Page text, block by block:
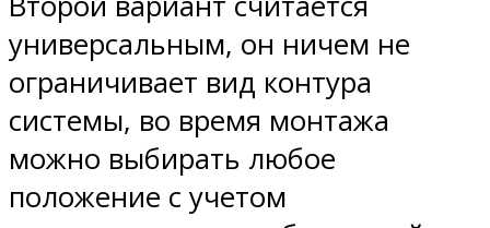
универсальным, он ничем не
ограничивает вид контура
системы, во время монтажа
можно выбирать любое
положение с учетом